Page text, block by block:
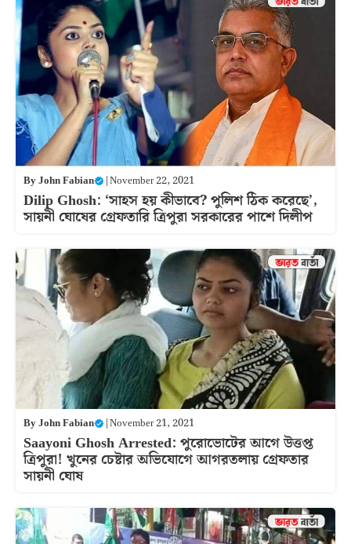
ByJohn Fabian |November 22, 2021
Dilip Ghosh: ‘সাহস হয় কীভাবে? পুলিশ ঠিক করেছে’,
সায়নী ঘোষের গ্রেফতারি ত্রিপুরা সরকারের পাশে দিলীপ
ByJohn Fabian |November 21, 2021
Saayoni Ghosh Arrested: পুরোভোটের আগে উত্তপ্ত
ত্রিপুরা! খুনের চেষ্টার অভিযোগে আগরতলায় গ্রেফতার
সায়নী ঘোষ